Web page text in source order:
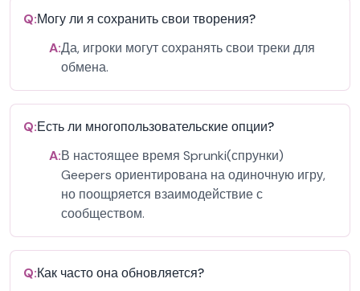
Q:Могу ли я сохранить свои творения?
A:Да, игроки могут сохранять свои треки для
обмена.
Q:Есть ли многопользовательские опции?
A:В настоящее время Sprunki(спрунки)
Geepers ориентирована на одиночную игру,
но поощряется взаимодействие с
сообществом.
Q:Как часто она обновляется?